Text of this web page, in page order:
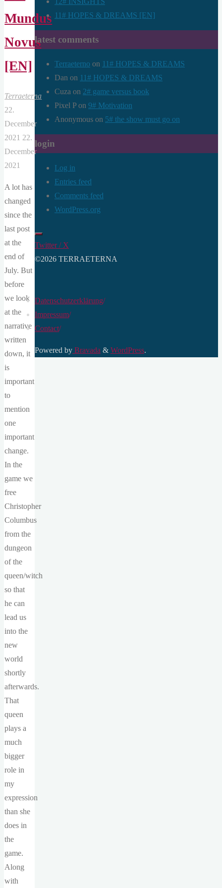
Mundus
Novus
[EN]
Terraeterna
22.
December
2021 22.
December
2021
A lot has
changed
since the
last post
at the
end of
July. But
before
we look
at the
narrative
written
down, it
is
important
to
mention
one
important
change.
In the
game we
free
Christopher
Columbus
from the
dungeon
of the
queen/witch
so that
he can
lead us
into the
new
world
shortly
afterwards.
That
queen
plays a
much
bigger
role in
my
expression
than she
does in
the
game.
Along
with
11# HOPES & DREAMS [EN]
latest comments
Terraeterno on 11# HOPES & DREAMS
Dan on 11# HOPES & DREAMS
Cuza on 2# game versus book
Pixel P on 9# Motivation
Anonymous on 5# the show must go on
login
Log in
Entries feed
Comments feed
WordPress.org
Twitter / X
©2026 TERRAETERNA
Datenschutzerklärung/
Impressum/
Contact/
Powered by Bravada & WordPress.